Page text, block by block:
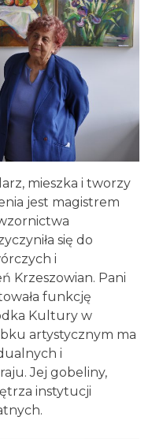
mieszka i tworzy
jest magistrem
się do
i
Krzeszowian. Pani
funkcję
Kultury w
artystycznym ma
i
Jej gobeliny,
instytucji